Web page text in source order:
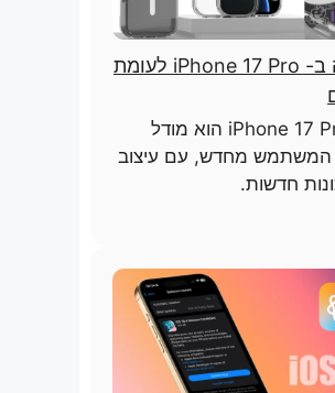
מה יהיה שונה ב- iPhone 17 Pro לעומת
נראה כי ה- iPhone 17 Pro הוא מודל
המשתמש מחדש, עם עיצוב
חדשות.